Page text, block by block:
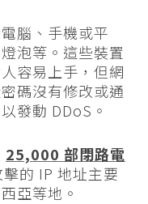
腦、手機或平
泡等。這些裝置
容易上手，但網
碼沒有修改或通
發動 DDoS。
25,000 部閉路電
的 IP 地址主要
亞等地。